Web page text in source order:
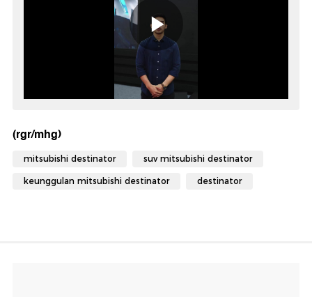
(rgr/mhg)
mitsubishi destinator suv mitsubishi destinator
keunggulan mitsubishi destinator destinator